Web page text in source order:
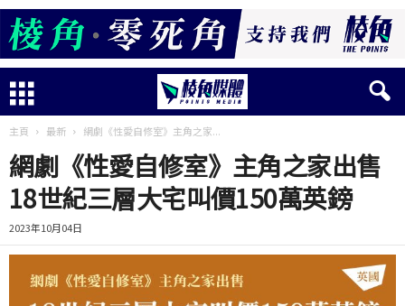
主頁 最新 網劇《性愛自修室》主角之家...
網劇《性愛自修室》主角之家出售
18世紀三層大宅叫價150萬英鎊
2023年10月04日